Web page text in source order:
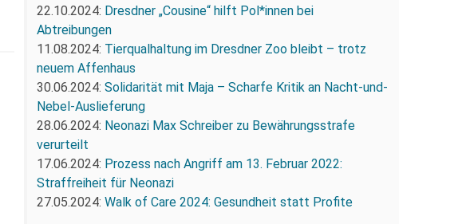
22.10.2024: Dresdner „Cousine“ hilft Pol*innen bei
Abtreibungen
11.08.2024: Tierqualhaltung im Dresdner Zoo bleibt – trotz
neuem Affenhaus
30.06.2024: Solidarität mit Maja – Scharfe Kritik an Nacht-und-
Nebel-Auslieferung
28.06.2024: Neonazi Max Schreiber zu Bewährungsstrafe
verurteilt
17.06.2024: Prozess nach Angriff am 13. Februar 2022:
Straffreiheit für Neonazi
27.05.2024: Walk of Care 2024: Gesundheit statt Profite